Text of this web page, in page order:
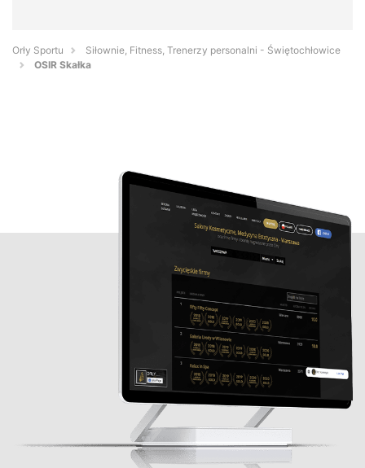
Orły Sportu
Siłownie, Fitness, Trenerzy personalni - Świętochłowice
OSIR Skałka